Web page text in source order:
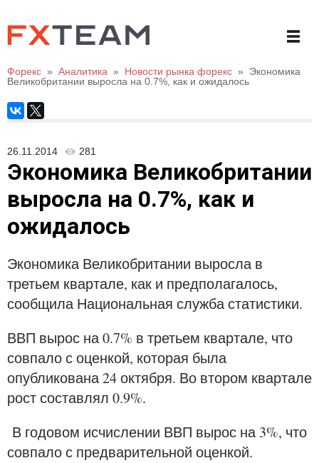
Форекс » Аналитика » Новости рынка форекс »
Экономика
Великобритании выросла на 0.7%, как и ожидалось
26.11.2014 281
Экономика Великобритании
выросла на 0.7%, как и
ожидалось
Экономика Великобритании выросла в
третьем квартале, как и предполагалось,
сообщила Национальная служба статистики.
ВВП вырос на 0.7% в третьем квартале, что
совпало с оценкой, которая была
опубликована 24 октября. Во втором квартале
рост составлял 0.9%.
В годовом исчислении ВВП вырос на 3%, что
совпало с предварительной оценкой.